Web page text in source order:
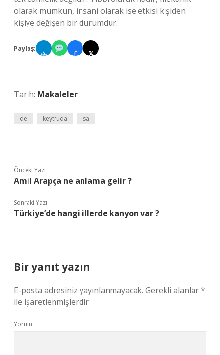
olarak mümkün, insani olarak ise etkisi kişiden
kişiye değişen bir durumdur.
Paylaş:
✈ f 𝕏
Tarih: Makaleler
de keytruda sa
Önceki Yazı
Amil Arapça ne anlama gelir ?
Sonraki Yazı
Türkiye’de hangi illerde kanyon var ?
Bir yanıt yazın
E-posta adresiniz yayınlanmayacak. Gerekli alanlar*
ile işaretlenmişlerdir
Yorum